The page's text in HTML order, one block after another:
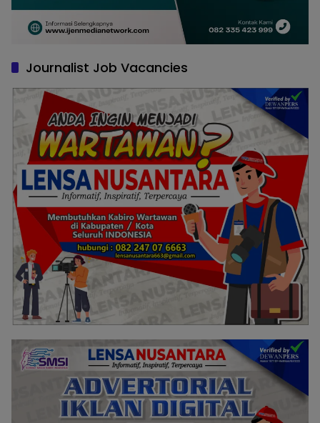
Journalist Job Vacancies